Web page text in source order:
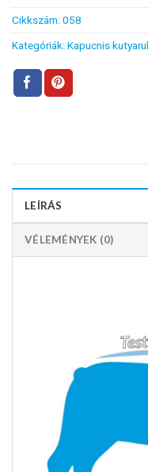
Cikkszám: 058
Kategóriák: Kapucnis
LEÍRÁS
VÉLEMÉNYEK (0)